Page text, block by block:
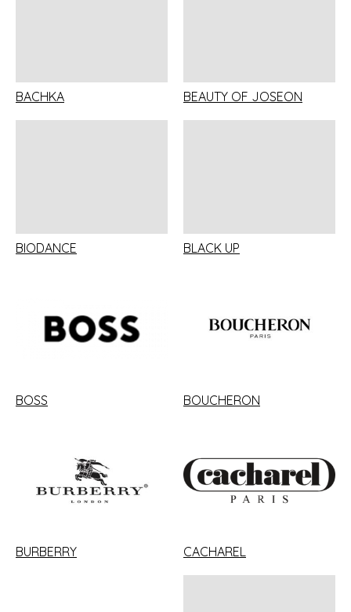
BACHKA BEAUTY OF JOSEON
BIODANCE BLACK UP
BOSS BOUCHERON
BURBERRY CACHAREL